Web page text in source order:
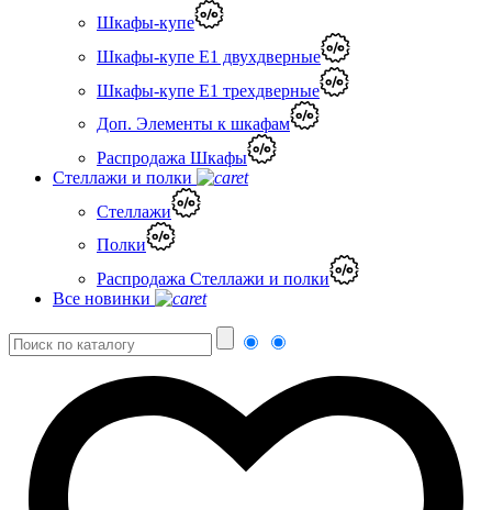
Шкафы-купе
Шкафы-купе Е1 двухдверные
Шкафы-купе Е1 трехдверные
Доп. Элементы к шкафам
Распродажа Шкафы
Стеллажи и полки
Стеллажи
Полки
Распродажа Стеллажи и полки
Все новинки